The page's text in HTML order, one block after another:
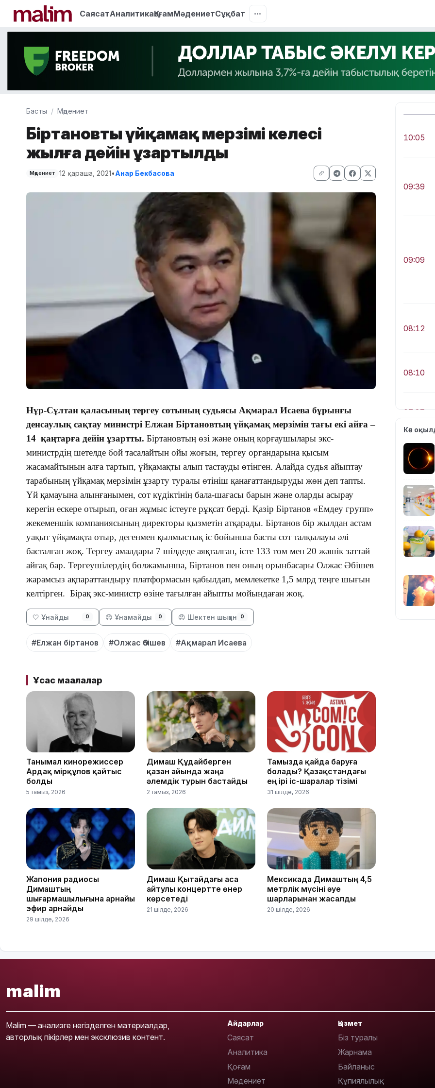
СаясатАналитикаҚоғамМәдениетСұқбат
Басты Мәдениет
Біртановтың үйқамақ мерзімі келесі
жылға дейін ұзартылды
Мәдениет 12 қараша, 2021•Анар Бекбасова
Нұр-Сұлтан қаласының тергеу сотының судьясы Ақмарал Исаева бұрынғы
денсаулық сақтау министрі Елжан Біртановтың үйқамақ мерзімін тағы екі айға –
14 қаңтарға дейін ұзартты. Біртановтың өзі және оның қорғаушылары экс-
министрдің шетелде бой тасалайтын ойы жоғын, тергеу органдарына қысым
жасамайтынын алға тартып, үйқамақты алып тастауды өтінген. Алайда судья айыптау
тарабының үйқамақ мерзімін ұзарту туралы өтініш қанағаттандыруды жөн деп тапты.
Үй қамауына алынғанымен, сот күдіктінің бала-шағасы барын және оларды асырау
керегін ескере отырып, оған жұмыс істеуге рұқсат берді. Қазір Біртанов «Емдеу групп»
жекеменшік компаниясының директоры қызметін атқарады. Біртанов бір жылдан астам
уақыт үйқамақта отыр, дегенмен қылмыстық іс бойынша басты сот талқылауы әлі
басталған жоқ. Тергеу амалдары 7 шілдеде аяқталған, істе 133 том мен 20 жәшік заттай
айғақ бар. Тергеушілердің болжамынша, Біртанов пен оның орынбасары Олжас Әбішев
жарамсыз ақпараттандыру платформасын қабылдап, мемлекетке 1,5 млрд теңге шығын
келтірген. Бірақ экс-министр өзіне тағылған айыпты мойындаған жоқ.
🤍 Ұнайды 0 😞 Ұнамайды 0 😡 Шектен шыққан 0
#Елжан біртанов #Олжас Әбішев #Ақмарал Исаева
Ұқсас мақалалар
Танымал кинорежиссер
Ардақ Әмірқұлов қайтыс
болды
5 тамыз, 2026
Димаш Құдайберген
қазан айында жаңа
әлемдік турын бастайды
2 тамыз, 2026
Тамызда қайда баруға
болады? Қазақстандағы
ең ірі іс-шаралар тізімі
31 шілде, 2026
Жапония радиосы
Димаштың
шығармашылығына арнайы
эфир арнайды
29 шілде, 2026
Димаш Қытайдағы аса
айтулы концертте өнер
көрсетеді
21 шілде, 2026
Мексикада Димаштың 4,5
метрлік мүсіні әуе
шарларынан жасалды
20 шілде, 2026
10:05
09:39
09:09
08:12
08:10
07:37
23:11
22:54
Көп
malim
Malim — анализге негізделген материалдар,
авторлық пікірлер мен эксклюзив контент.
Айдарлар
Саясат
Аналитика
Қоғам
Мәдениет
Қызмет
Біз туралы
Жарнама
Байланыс
Құпиялылық